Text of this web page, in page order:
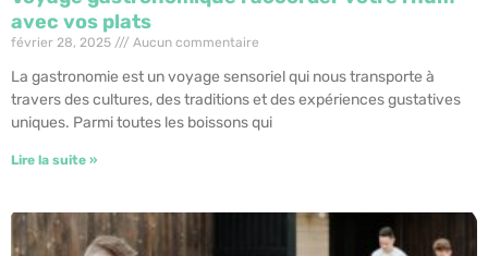
avec vos plats
février 28, 2025 Aucun commentaire
La gastronomie est un voyage sensoriel qui nous transporte à
travers des cultures, des traditions et des expériences gustatives
uniques. Parmi toutes les boissons qui
Lire la suite »